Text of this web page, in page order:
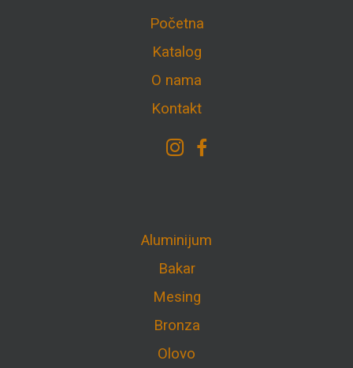
Početna
Katalog
O nama
Kontakt
Aluminijum
Bakar
Mesing
Bronza
Olovo